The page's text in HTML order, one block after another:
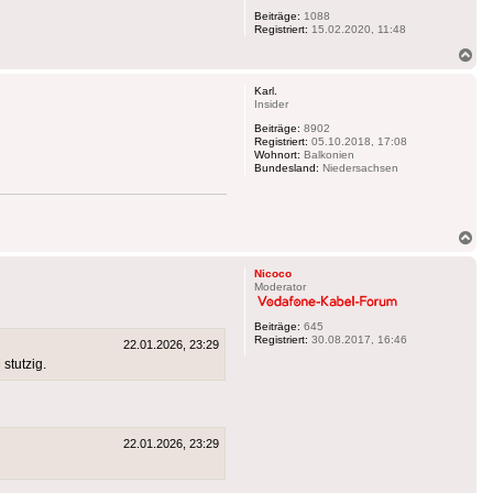
Beiträge: 1088
Registriert: 15.02.2020, 11:48
Karl.
Insider
Beiträge: 8902
Registriert: 05.10.2018, 17:08
Wohnort: Balkonien
Bundesland: Niedersachsen
Nicoco
Moderator
Beiträge: 645
Registriert: 30.08.2017, 16:46
22.01.2026, 23:29
22.01.2026, 23:29